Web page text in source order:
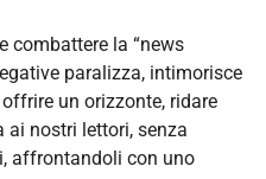
combattere la “news
paralizza, intimorisce
un orizzonte, ridare
ai nostri lettori, senza
affrontandoli con uno